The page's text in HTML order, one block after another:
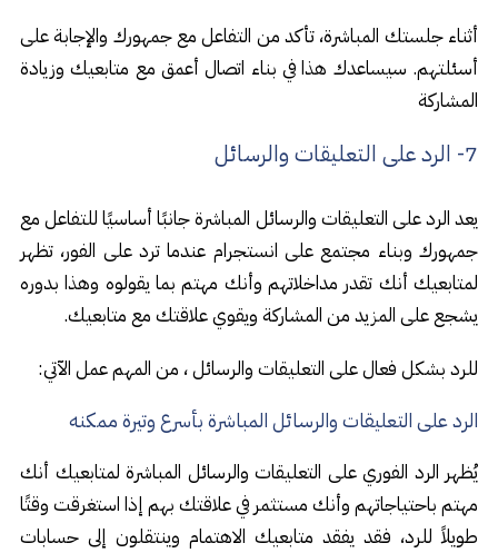
أثناء جلستك المباشرة، تأكد من التفاعل مع جمهورك والإجابة على
أسئلتهم. سيساعدك هذا في بناء اتصال أعمق مع متابعيك وزيادة
المشاركة
7- الرد على التعليقات والرسائل
يعد الرد على التعليقات والرسائل المباشرة جانبًا أساسيًا للتفاعل مع
جمهورك وبناء مجتمع على انستجرام عندما ترد على الفور، تظهر
لمتابعيك أنك تقدر مداخلاتهم وأنك مهتم بما يقولوه وهذا بدوره
يشجع على المزيد من المشاركة ويقوي علاقتك مع متابعيك.
للرد بشكل فعال على التعليقات والرسائل ، من المهم عمل الآتي:
الرد على التعليقات والرسائل المباشرة بأسرع وتيرة ممكنه
يُظهر الرد الفوري على التعليقات والرسائل المباشرة لمتابعيك أنك
مهتم باحتياجاتهم وأنك مستثمر في علاقتك بهم إذا استغرقت وقتًا
طويلاً للرد، فقد يفقد متابعيك الاهتمام وينتقلون إلى حسابات